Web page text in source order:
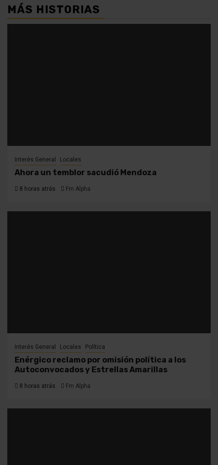
MÁS HISTORIAS
Interés General Locales
Ahora un temblor sacudió Mendoza
8 horas atrás Fm Alpha
Interés General Locales Política
Enérgico reclamo por omisión política a los
Autoconvocados y Estrellas Amarillas
8 horas atrás Fm Alpha